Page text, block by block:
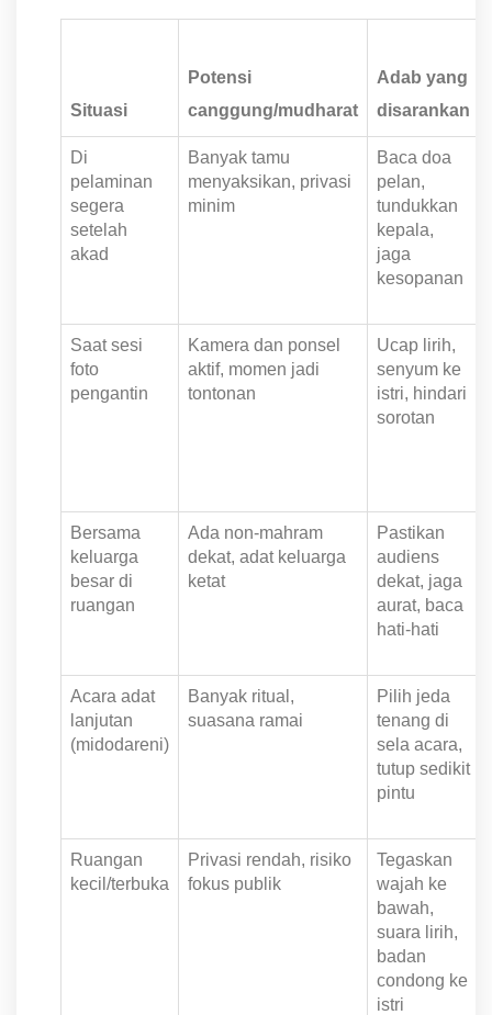
Situasi
Potensi
canggung/mudharat
Adab yang
disarankan
Di
pelaminan
segera
setelah
akad
Banyak tamu
menyaksikan, privasi
minim
Baca doa
pelan,
tundukkan
kepala,
jaga
kesopanan
Saat sesi
foto
pengantin
Kamera dan ponsel
aktif, momen jadi
tontonan
Ucap lirih,
senyum ke
istri, hindari
sorotan
Bersama
keluarga
besar di
ruangan
Ada non-mahram
dekat, adat keluarga
ketat
Pastikan
audiens
dekat, jaga
aurat, baca
hati-hati
Acara adat
lanjutan
(midodareni)
Banyak ritual,
suasana ramai
Pilih jeda
tenang di
sela acara,
tutup sedikit
pintu
Ruangan
kecil/terbuka
Privasi rendah, risiko
fokus publik
Tegaskan
wajah ke
bawah,
suara lirih,
badan
condong ke
istri